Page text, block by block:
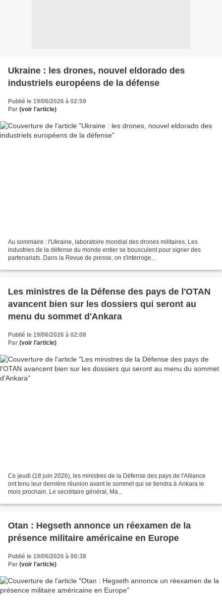
Ukraine : les drones, nouvel eldorado des
industriels européens de la défense
Publié le 19/06/2026 à 02:59
Par (voir l'article)
Au sommaire : l'Ukraine, laboratoire mondial des drones militaires. Les
industries de la défense du monde entier se bousculent pour signer des
partenariats. Dans la Revue de presse, on s'interroge...
Les ministres de la Défense des pays de l'OTAN
avancent bien sur les dossiers qui seront au
menu du sommet d'Ankara
Publié le 19/06/2026 à 02:08
Par (voir l'article)
Ce jeudi (18 juin 2026), les ministres de la Défense des pays de l'Alliance
ont tenu leur dernière réunion avant le sommet qui se tiendra à Ankara le
mois prochain. Le secrétaire général, Ma...
Otan : Hegseth annonce un réexamen de la
présence militaire américaine en Europe
Publié le 19/06/2026 à 00:38
Par (voir l'article)